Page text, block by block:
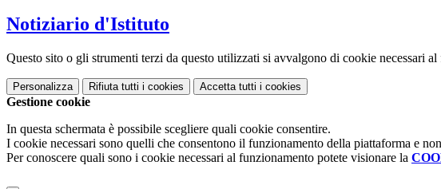
Notiziario d'Istituto
Questo sito o gli strumenti terzi da questo utilizzati si avvalgono di cookie necessari
Personalizza Rifiuta tutti i cookies Accetta tutti i cookies
Gestione cookie
In questa schermata è possibile scegliere quali cookie consentire.
I cookie necessari sono quelli che consentono il funzionamento della piattaforma e
Per conoscere quali sono i cookie necessari al funzionamento potete visionare la